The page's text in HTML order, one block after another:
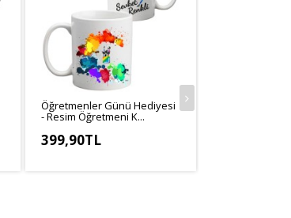
Öğretmenler Günü Hediyesi
- Resim Öğretmeni K...
399,90TL